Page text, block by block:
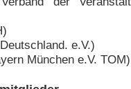
e.V.)
München e.V. TOM)